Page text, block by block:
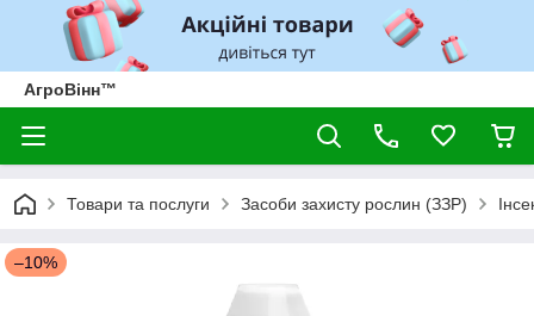
АгроВінн™
Товари та послуги Засоби захисту рослин (ЗЗР)
–10%